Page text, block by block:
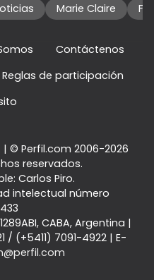
Marie Claire
Contáctenos
Reglas de participación
| © Perfil.com 2006-2026
reservados.
Carlos Piro.
intelectual número
, CABA, Argentina |
/ (+5411) 7091-4922| E-